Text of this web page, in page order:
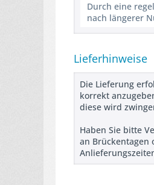
Durch eine
nach längerer
Lieferhinweise
Die Lieferung
korrekt
diese wird
Haben Sie bitte
an Brückentagen